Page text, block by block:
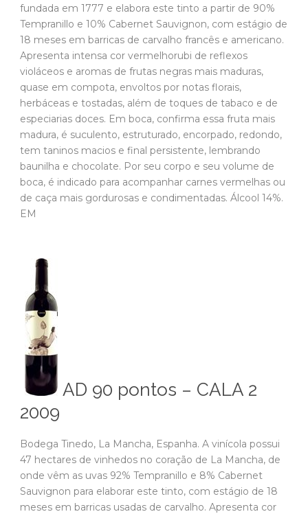
fundada em 1777 e elabora este tinto a partir de 90%
Tempranillo e 10% Cabernet Sauvignon, com estágio de
18 meses em barricas de carvalho francês e americano.
Apresenta intensa cor vermelhorubi de reflexos
violáceos e aromas de frutas negras mais maduras,
quase em compota, envoltos por notas florais,
herbáceas e tostadas, além de toques de tabaco e de
especiarias doces. Em boca, confirma essa fruta mais
madura, é suculento, estruturado, encorpado, redondo,
tem taninos macios e final persistente, lembrando
baunilha e chocolate. Por seu corpo e seu volume de
boca, é indicado para acompanhar carnes vermelhas ou
de caça mais gordurosas e condimentadas. Álcool 14%.
EM
AD 90 pontos – CALA 2
2009
Bodega Tinedo, La Mancha, Espanha. A vinícola possui
47 hectares de vinhedos no coração de La Mancha, de
onde vêm as uvas 92% Tempranillo e 8% Cabernet
Sauvignon para elaborar este tinto, com estágio de 18
meses em barricas usadas de carvalho. Apresenta cor